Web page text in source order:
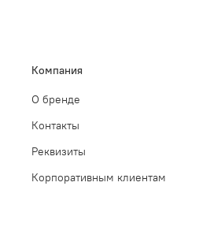
Компания
О бренде
Контакты
Реквизиты
Корпоративным клиентам